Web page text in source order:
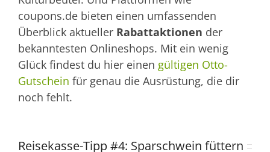
coupons.de bieten einen umfassenden
Überblick aktueller Rabattaktionen der
bekanntesten Onlineshops. Mit ein wenig
Glück findest du hier einen gültigen Otto-
Gutschein für genau die Ausrüstung, die dir
noch fehlt.
Reisekasse-Tipp #4: Sparschwein füttern